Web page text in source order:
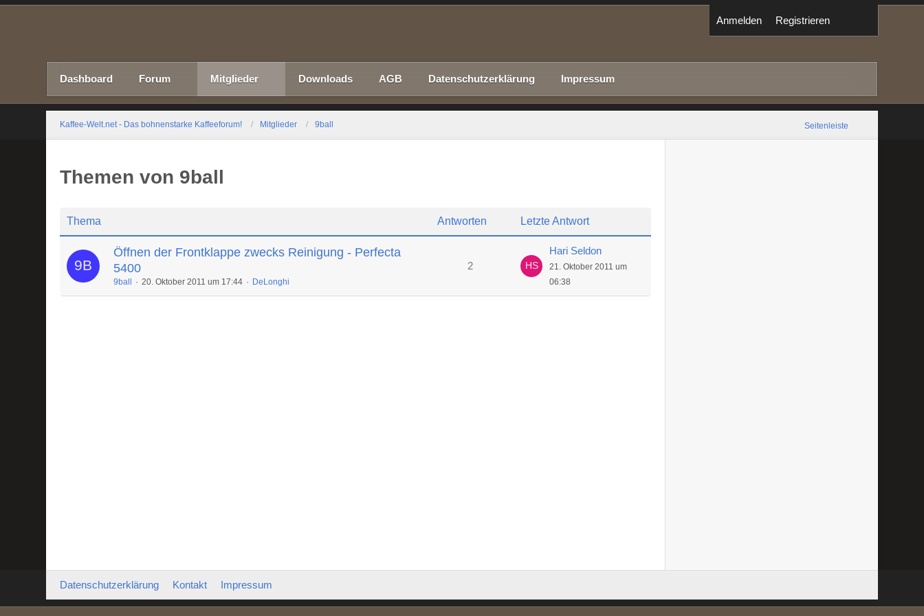
Anmelden Registrieren
Dashboard Forum Mitglieder Downloads AGB Datenschutzerklärung Impressum
Kaffee-Welt.net - Das bohnenstarke Kaffeeforum! Mitglieder 9ball Seitenleiste
Themen von 9ball
Thema Antworten Letzte Antwort
Öffnen der Frontklappe zwecks Reinigung - Perfecta
5400
9ball 20. Oktober 2011 um 17:44 DeLonghi
2
Hari Seldon
21. Oktober 2011 um
06:38
Datenschutzerklärung Kontakt Impressum